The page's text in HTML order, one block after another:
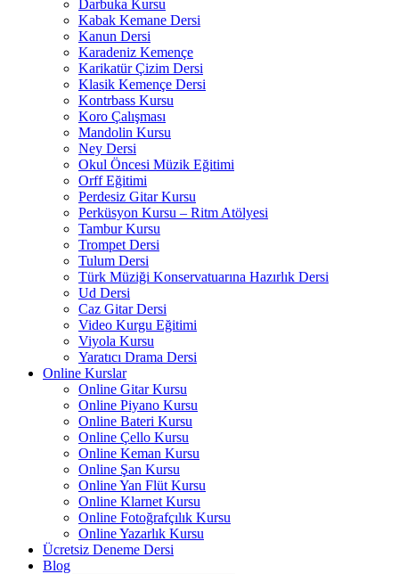
Darbuka Kursu
Kabak Kemane Dersi
Kanun Dersi
Karadeniz Kemençe
Karikatür Çizim Dersi
Klasik Kemençe Dersi
Kontrbass Kursu
Koro Çalışması
Mandolin Kursu
Ney Dersi
Okul Öncesi Müzik Eğitimi
Orff Eğitimi
Perdesiz Gitar Kursu
Perküsyon Kursu – Ritm Atölyesi
Tambur Kursu
Trompet Dersi
Tulum Dersi
Türk Müziği Konservatuarına Hazırlık Dersi
Ud Dersi
Caz Gitar Dersi
Video Kurgu Eğitimi
Viyola Kursu
Yaratıcı Drama Dersi
Online Kurslar
Online Gitar Kursu
Online Piyano Kursu
Online Bateri Kursu
Online Çello Kursu
Online Keman Kursu
Online Şan Kursu
Online Yan Flüt Kursu
Online Klarnet Kursu
Online Fotoğrafçılık Kursu
Online Yazarlık Kursu
Ücretsiz Deneme Dersi
Blog